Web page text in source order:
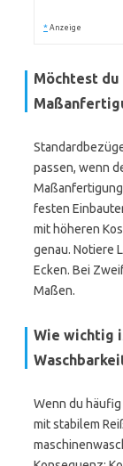
* Anzeige
Möchtest du
passen, wenn
festen
mit höheren
genau. Notiere
Ecken. Bei
Maßen.
Wie wichtig
Wenn du
mit stabilem